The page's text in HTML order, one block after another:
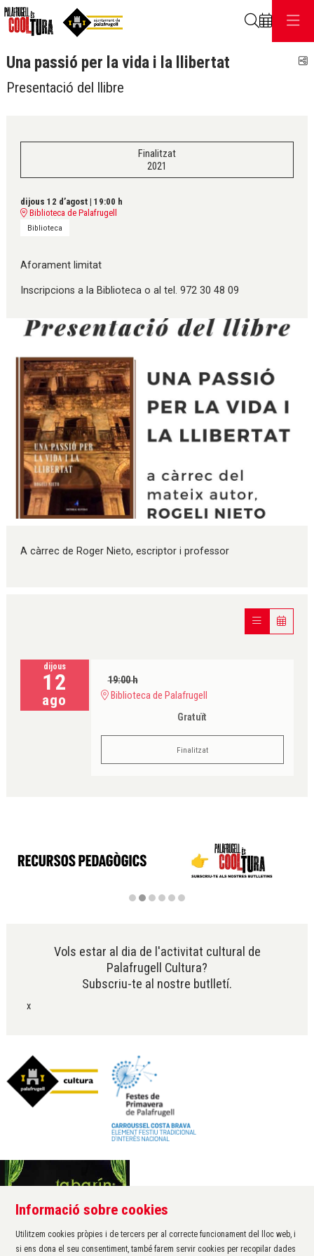
Una passió per la vida i la llibertat
Presentació del llibre
Finalitzat
2021
dijous 12 d’agost | 19:00 h
Biblioteca de Palafrugell
Biblioteca
Aforament limitat
Inscripcions a la Biblioteca o al tel. 972 30 48 09
A càrrec de Roger Nieto, escriptor i professor
dijous
12
ago
19:00 h
Biblioteca de Palafrugell
Gratuït
Finalitzat
Vols estar al dia de l'activitat cultural de
Palafrugell Cultura?
Subscriu-te al nostre butlletí.
x
Àrea de cultura de l'Ajuntament de Palafrugell
Carrer Santa Margarida, 1
17200 Palafrugell
Informació sobre cookies
Utilitzem cookies pròpies i de tercers per al correcte funcionament del lloc web, i
si ens dona el seu consentiment, també farem servir cookies per recopilar dades